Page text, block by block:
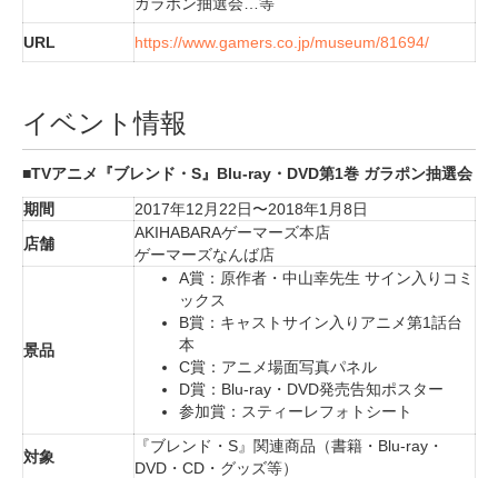
URL https://www.gamers.co.jp/museum/81694/
イベント情報
■TVアニメ『ブレンド・S』Blu-ray・DVD第1巻 ガラポン抽選会
期間
2017年12月22日〜2018年1月8日
店舗
AKIHABARAゲーマーズ本店
ゲーマーズなんば店
景品
A賞：原作者・中山幸先生 サイン入りコミ
ックス
B賞：キャストサイン入りアニメ第1話台
本
C賞：アニメ場面写真パネル
D賞：Blu-ray・DVD発売告知ポスター
参加賞：スティーレフォトシート
対象
『ブレンド・S』関連商品（書籍・Blu-ray・
DVD・CD・グッズ等）